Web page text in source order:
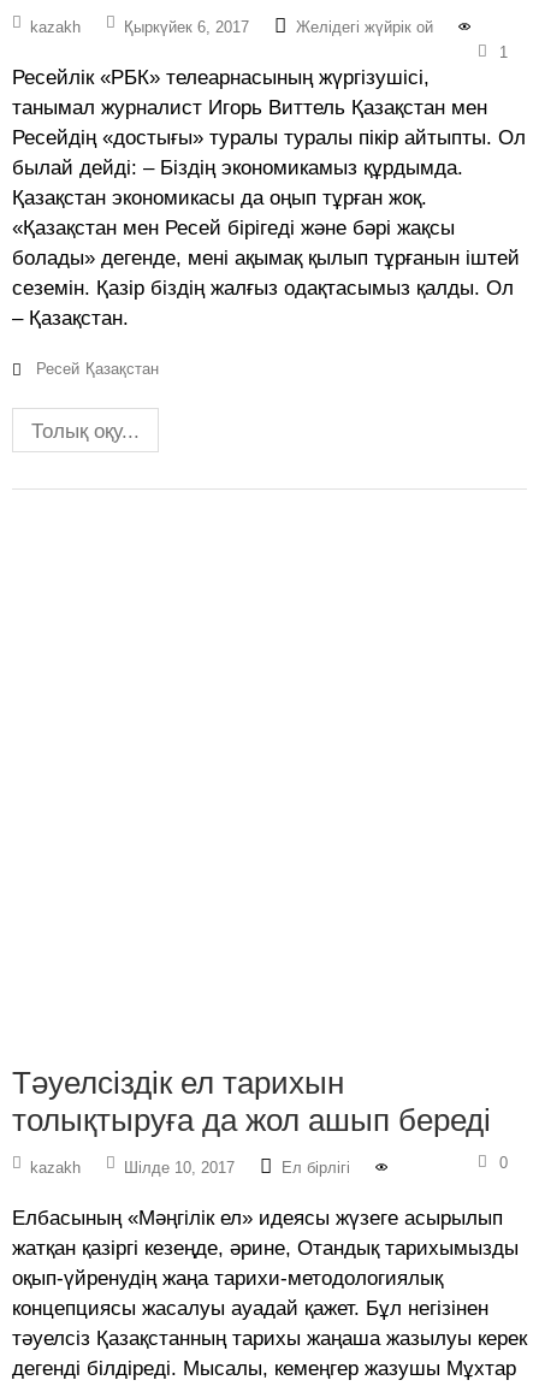
kazakh Қыркүйек 6, 2017
Желідегі жүйрік ой
1
Ресейлік «РБК» телеарнасының жүргізушісі,
танымал журналист Игорь Виттель Қазақстан мен
Ресейдің «достығы» туралы туралы пікір айтыпты. Ол
былай дейді: – Біздің экономикамыз құрдымда.
Қазақстан экономикасы да оңып тұрған жоқ.
«Қазақстан мен Ресей бірігеді және бәрі жақсы
болады» дегенде, мені ақымақ қылып тұрғанын іштей
сеземін. Қазір біздің жалғыз одақтасымыз қалды. Ол
– Қазақстан.
Ресей Қазақстан
Толық оқу...
Тәуелсіздік ел тарихын
толықтыруға да жол ашып береді
kazakh Шілде 10, 2017 Ел бірлігі 0
Елбасының «Мәңгілік ел» идеясы жүзеге асырылып
жатқан қазіргі кезеңде, әрине, Отандық тарихымызды
оқып-үйренудің жаңа тарихи-методологиялық
концепциясы жасалуы ауадай қажет. Бұл негізінен
тәуелсіз Қазақстанның тарихы жаңаша жазылуы керек
дегенді білдіреді. Мысалы, кемеңгер жазушы Мұхтар